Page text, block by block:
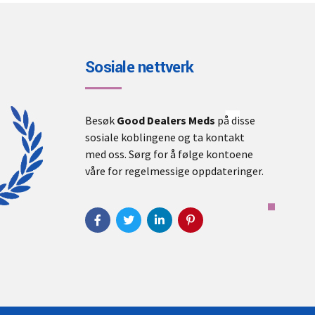
Sosiale nettverk
Besøk Good Dealers Meds på disse
sosiale koblingene og ta kontakt
med oss. Sørg for å følge kontoene
våre for regelmessige oppdateringer.